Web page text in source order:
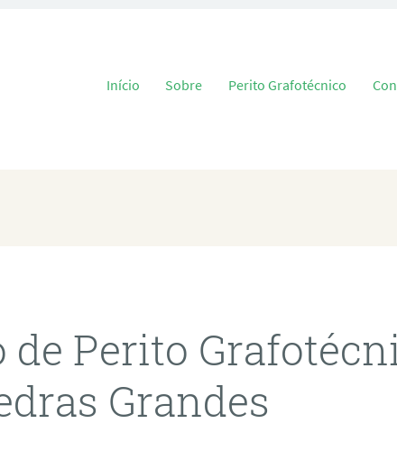
Pular para o conteúdo
Início Sobre Perito Grafotécnico
de Perito
Grandes